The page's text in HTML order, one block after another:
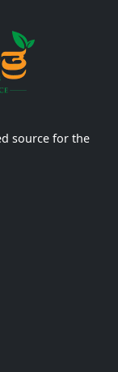
source for the